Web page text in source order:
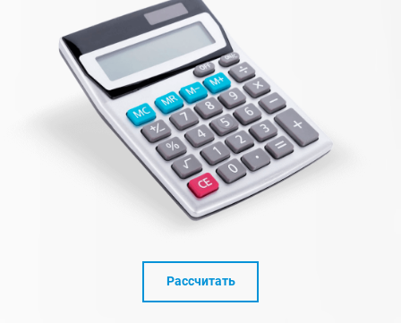
Рассчитать